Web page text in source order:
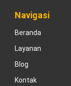
Navigasi
Beranda
Layanan
Blog
Kontak